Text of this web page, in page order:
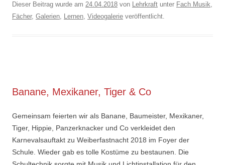
Dieser Beitrag wurde am 24.04.2018 von Lehrkraft unter Fach Musik,
Fächer, Galerien, Lernen, Videogalerie veröffentlicht.
Banane, Mexikaner, Tiger & Co
Gemeinsam feierten wir als Banane, Baumeister, Mexikaner,
Tiger, Hippie, Panzerknacker und Co verkleidet den
Karnevalsauftakt zu Weiberfastnacht 2018 im Foyer der
Schule. Wieder gab es tolle Kostüme zu bestaunen. Die